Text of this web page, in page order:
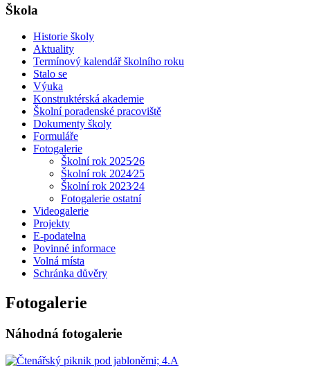
Škola
Historie školy
Aktuality
Termínový kalendář školního roku
Stalo se
Výuka
Konstruktérská akademie
Školní poradenské pracoviště
Dokumenty školy
Formuláře
Fotogalerie
Školní rok 2025⁄26
Školní rok 2024⁄25
Školní rok 2023⁄24
Fotogalerie ostatní
Videogalerie
Projekty
E-podatelna
Povinné informace
Volná místa
Schránka důvěry
Fotogalerie
Náhodná fotogalerie